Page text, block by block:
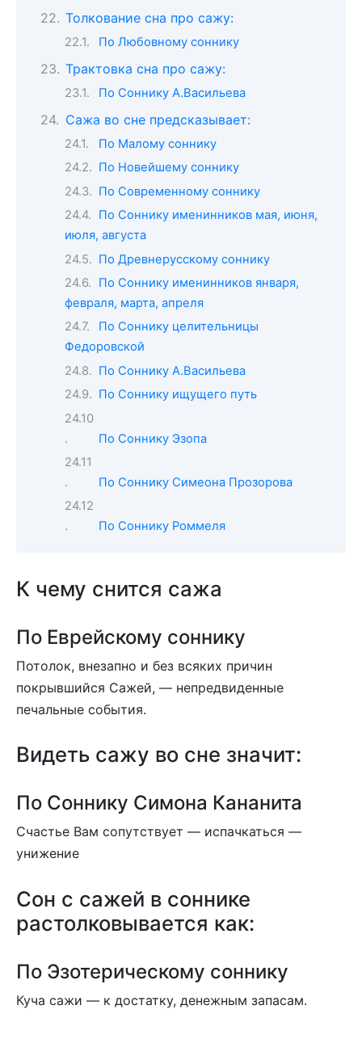
Толкование сна про сажу:
По Любовному соннику
Трактовка сна про сажу:
По Соннику А.Васильева
Сажа во сне предсказывает:
По Малому соннику
По Новейшему соннику
По Современному соннику
По Соннику именинников мая, июня,
июля, августа
По Древнерусскому соннику
По Соннику именинников января,
февраля, марта, апреля
По Соннику целительницы
Федоровской
По Соннику А.Васильева
По Соннику ищущего путь
По Соннику Эзопа
По Соннику Симеона Прозорова
По Соннику Роммеля
К чему снится сажа
По Еврейскому соннику
Потолок, внезапно и без всяких причин
покрывшийся Сажей, — непредвиденные
печальные события.
Видеть сажу во сне значит:
По Соннику Симона Кананита
Счастье Вам сопутствует — испачкаться —
унижение
Сон c сажей в соннике
растолковывается как:
По Эзотерическому соннику
Куча сажи — к достатку, денежным запасам.